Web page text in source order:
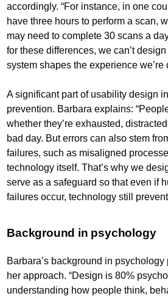
accordingly. “For instance, in one
have three hours to perform a scan,
may need to complete 30 scans a
for these differences, we can’t
system shapes the experience we’re
A significant part of usability design
prevention. Barbara explains:
whether they’re exhausted,
bad day. But errors can also stem
failures, such as misaligned
technology itself. That’s why we
serve as a safeguard so that even if
failures occur, technology still
Background in psychology
Barbara’s background in
her approach. “Design is 80%
understanding how people think,